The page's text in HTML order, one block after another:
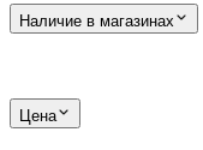
Наличие в магазинах
Цена